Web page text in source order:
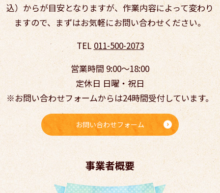
込）からが目安となりますが、 作業内容によって変わり
ますので、まずはお気軽にお問い合わせください。
TEL 011-500-2073
営業時間 9:00～18:00
定休日 日曜・祝日
※お問い合わせフォームからは24時間受付しています。
お問い合わせフォーム
事業者概要